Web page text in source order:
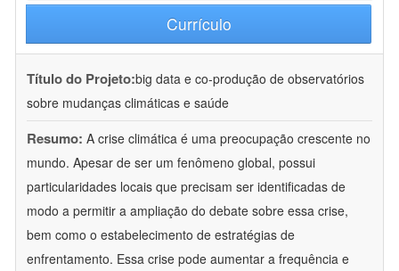
Currículo
Título do Projeto:big data e co-produção de observatórios
sobre mudanças climáticas e saúde
Resumo: A crise climática é uma preocupação crescente no
mundo. Apesar de ser um fenômeno global, possui
particularidades locais que precisam ser identificadas de
modo a permitir a ampliação do debate sobre essa crise,
bem como o estabelecimento de estratégias de
enfrentamento. Essa crise pode aumentar a frequência e